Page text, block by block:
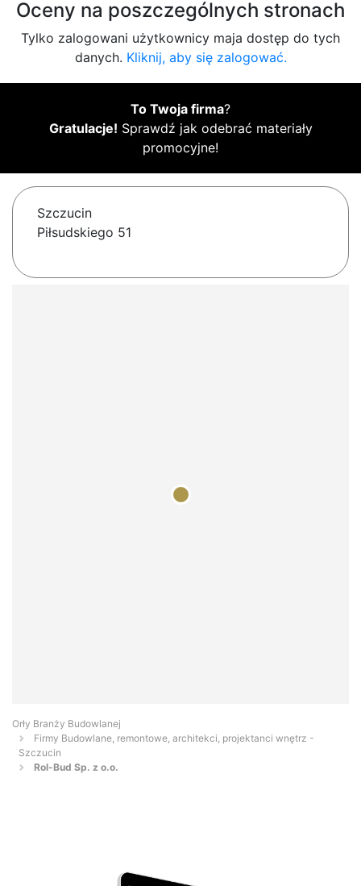
Oceny na poszczególnych stronach
Tylko zalogowani użytkownicy maja dostęp do tych
danych. Kliknij, aby się zalogować.
To Twoja firma?
Gratulacje! Sprawdź jak odebrać materiały
promocyjne!
Szczucin
Piłsudskiego 51
Orły Branży Budowlanej
Firmy Budowlane, remontowe, architekci, projektanci wnętrz -
Szczucin
Rol-Bud Sp. z o.o.